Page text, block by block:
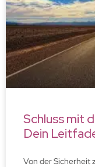
Schluss mit
Dein
Von der Sicherheit